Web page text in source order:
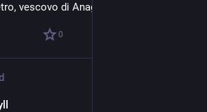
vescovo di Anagni
0